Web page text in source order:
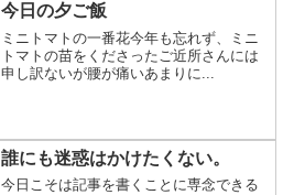
今日の夕ご飯
ミニトマトの一番花今年も忘れず、ミニ
トマトの苗をくださったご近所さんには
申し訳ないが腰が痛いあまりに...
誰にも迷惑はかけたくない。
今日こそは記事を書くことに専念できる